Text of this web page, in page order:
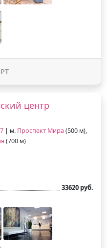
центр
| м. Проспект Мира (500 м),
(700 м)
33620 руб.